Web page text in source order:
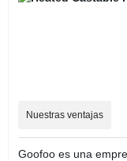
Nuestras ventajas
Goofoo es una